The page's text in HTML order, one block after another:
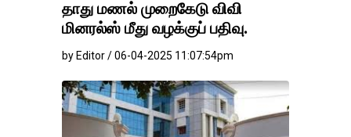
தாது மணல் முறைகேடு விவி
மினரல்ஸ் மீது வழக்குப் பதிவு.
by Editor / 06-04-2025 11:07:54pm